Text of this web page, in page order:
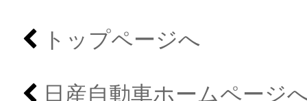
トップページへ
日産自動車ホームページ